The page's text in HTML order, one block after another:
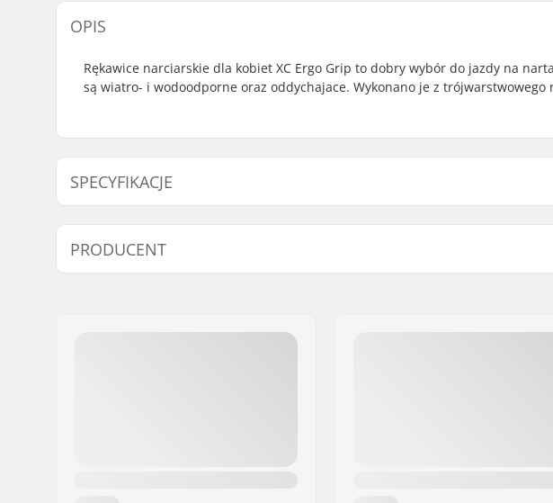
OPIS
Rękawice narciarskie dla kobiet XC Ergo Grip to dobry wybór do jazdy na
są wiatro- i wodoodporne oraz oddychajace. Wykonano je z
SPECYFIKACJE
Rodzaj:
5-palczaste
Dodatkowe Cechy:
Zapięcie/Mankiet:
Velcro, Neoprenowy mankiet
PRODUCENT